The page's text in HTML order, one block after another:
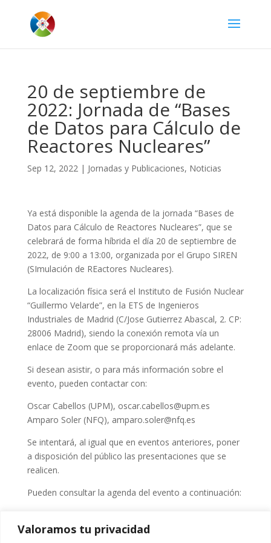
Valoramos tu privacidad
20 de septiembre de
2022: Jornada de “Bases
de Datos para Cálculo de
Reactores Nucleares”
Sep 12, 2022| Jornadas y Publicaciones, Noticias
Ya está disponible la agenda de la jornada “Bases de
Datos para Cálculo de Reactores Nucleares”, que se
celebrará de forma híbrida el día 20 de septiembre de
2022, de 9:00 a 13:00, organizada por el Grupo SIREN
(SImulación de REactores Nucleares).
La localización física será el Instituto de Fusión Nuclear
“Guillermo Velarde”, en la ETS de Ingenieros
Industriales de Madrid (C/Jose Gutierrez Abascal, 2. CP:
28006 Madrid), siendo la conexión remota vía un
enlace de Zoom que se proporcionará más adelante.
Si desean asistir, o para más información sobre el
evento, pueden contactar con:
Oscar Cabellos (UPM), oscar.cabellos@upm.es
Amparo Soler (NFQ), amparo.soler@nfq.es
Se intentará, al igual que en eventos anteriores, poner
a disposición del público las presentaciones que se
realicen.
Pueden consultar la agenda del evento a continuación:
Security Error:PDF files must be hosted on